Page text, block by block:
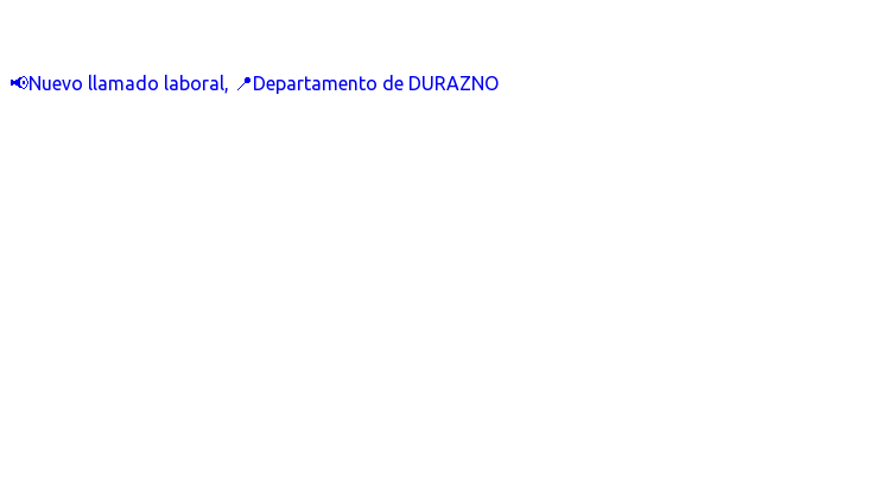
📢Nuevo llamado laboral, 📍Departamento de DURAZNO